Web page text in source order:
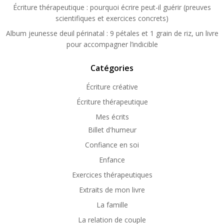
Écriture thérapeutique : pourquoi écrire peut-il guérir (preuves
scientifiques et exercices concrets)
Album jeunesse deuil périnatal : 9 pétales et 1 grain de riz, un livre
pour accompagner l’indicible
Catégories
Écriture créative
Écriture thérapeutique
Mes écrits
Billet d'humeur
Confiance en soi
Enfance
Exercices thérapeutiques
Extraits de mon livre
La famille
La relation de couple